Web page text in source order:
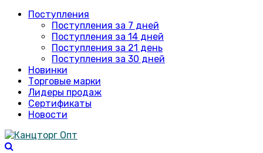
Поступления
Поступления за 7 дней
Поступления за 14 дней
Поступления за 21 день
Поступления за 30 дней
Новинки
Торговые марки
Лидеры продаж
Сертификаты
Новости